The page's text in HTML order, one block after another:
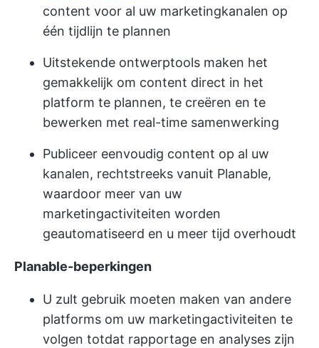
content voor al uw marketingkanalen op
één tijdlijn te plannen
Uitstekende ontwerptools maken het
gemakkelijk om content direct in het
platform te plannen, te creëren en te
bewerken met real-time samenwerking
Publiceer eenvoudig content op al uw
kanalen, rechtstreeks vanuit Planable,
waardoor meer van uw
marketingactiviteiten worden
geautomatiseerd en u meer tijd overhoudt
Planable-beperkingen
U zult gebruik moeten maken van andere
platforms om uw marketingactiviteiten te
volgen totdat rapportage en analyses zijn